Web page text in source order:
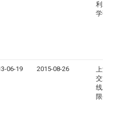
利水
学研
06-19 2015-08-26
上海
交通
线发
限公